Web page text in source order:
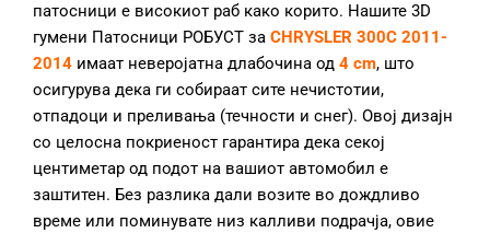
патосници е високиот раб како корито. Нашите 3D
гумени Патосници РОБУСТ за CHRYSLER 300C 2011-
2014 имаат неверојатна длабочина од 4 cm, што
осигурува дека ги собираат сите нечистотии,
отпадоци и преливања (течности и снег). Овој дизајн
со целосна покриеност гарантира дека секој
центиметар од подот на вашиот автомобил е
заштитен. Без разлика дали возите во дождливо
време или поминувате низ калливи подрачја, овие